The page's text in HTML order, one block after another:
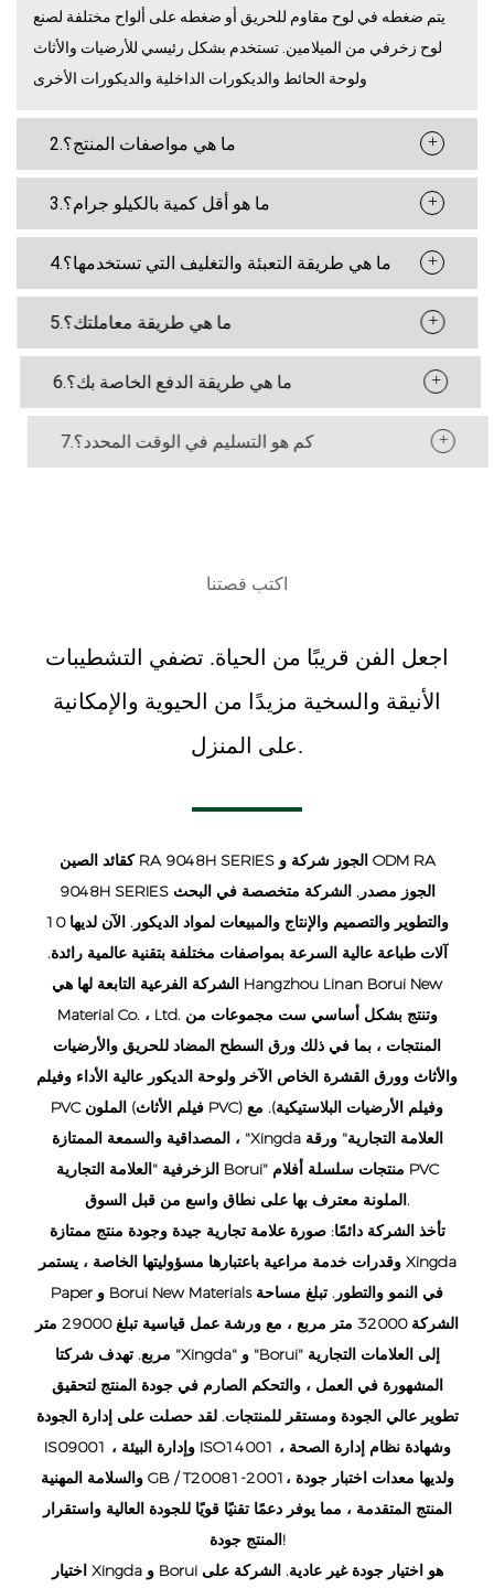
يتم ضغطه في لوح مقاوم للحريق أو ضغطه على ألواح مختلفة لصنع
لوح زخرفي من الميلامين. تستخدم بشكل رئيسي للأرضيات والأثاث
ولوحة الحائط والديكورات الداخلية والديكورات الأخرى
2.ما هي مواصفات المنتج؟ +
3.ما هو أقل كمية بالكيلو جرام؟ +
4.ما هي طريقة التعبئة والتغليف التي تستخدمها؟ +
5.ما هي طريقة معاملتك؟ +
6.ما هي طريقة الدفع الخاصة بك؟ +
7.كم هو التسليم في الوقت المحدد؟ +
اكتب قصتنا
اجعل الفن قريبًا من الحياة. تضفي التشطيبات
الأنيقة والسخية مزيدًا من الحيوية والإمكانية
على المنزل.
كقائد الصين RA 9048H SERIES الجوز شركةو ODM RA
9048H SERIES الجوز مصدر, الشركة متخصصة في البحث
والتطوير والتصميم والإنتاج والمبيعات لمواد الديكور. الآن لديها 10
آلات طباعة عالية السرعة بمواصفات مختلفة بتقنية عالمية رائدة.
الشركة الفرعية التابعة لها هي Hangzhou Linan Borui New
Material Co. ، Ltd. وتنتج بشكل أساسي ست مجموعات من
المنتجات ، بما في ذلك ورق السطح المضاد للحريق والأرضيات
والأثاث وورق القشرة الخاص الآخر ولوحة الديكور عالية الأداء وفيلم
PVC الملون (فيلم الأثاث PVC) وفيلم الأرضيات البلاستيكية). مع
المصداقية والسمعة الممتازة ، "Xingda العلامة التجارية" ورقة
الزخرفية "العلامة التجارية Borui" منتجات سلسلة أفلام PVC
الملونة معترف بها على نطاق واسع من قبل السوق.
تأخذ الشركة دائمًا: صورة علامة تجارية جيدة وجودة منتج ممتازة
وقدرات خدمة مراعية باعتبارها مسؤوليتها الخاصة ، يستمر Xingda
Paper و Borui New Materials في النمو والتطور. تبلغ مساحة
الشركة 32000 متر مربع ، مع ورشة عمل قياسية تبلغ 29000 متر
مربع. تهدف شركتا "Xingda" و "Borui" إلى العلامات التجارية
المشهورة في العمل ، والتحكم الصارم في جودة المنتج لتحقيق
تطوير عالي الجودة ومستقر للمنتجات. لقد حصلت على إدارة الجودة
IS09001 ، وإدارة البيئة ISO14001 ، وشهادة نظام إدارة الصحة
والسلامة المهنية GB / T20081-2001، ولديها معدات اختبار جودة
المنتج المتقدمة ، مما يوفر دعمًا تقنيًا قويًا للجودة العالية واستقرار
المنتج جودة!
اختيار Xingda و Borui هو اختيار جودة غير عادية. الشركة على